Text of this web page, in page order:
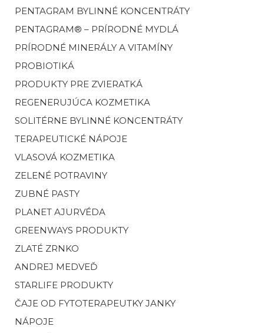
PENTAGRAM BYLINNÉ KONCENTRÁTY
PENTAGRAM® – PRÍRODNÉ MYDLÁ
PRÍRODNÉ MINERÁLY A VITAMÍNY
PROBIOTIKÁ
PRODUKTY PRE ZVIERATKÁ
REGENERUJÚCA KOZMETIKA
SOLITÉRNE BYLINNÉ KONCENTRÁTY
TERAPEUTICKÉ NÁPOJE
VLASOVÁ KOZMETIKA
ZELENÉ POTRAVINY
ZUBNÉ PASTY
PLANET AJURVÉDA
GREENWAYS PRODUKTY
ZLATÉ ZRNKO
ANDREJ MEDVEĎ
STARLIFE PRODUKTY
ČAJE OD FYTOTERAPEUTKY JANKY
NÁPOJE